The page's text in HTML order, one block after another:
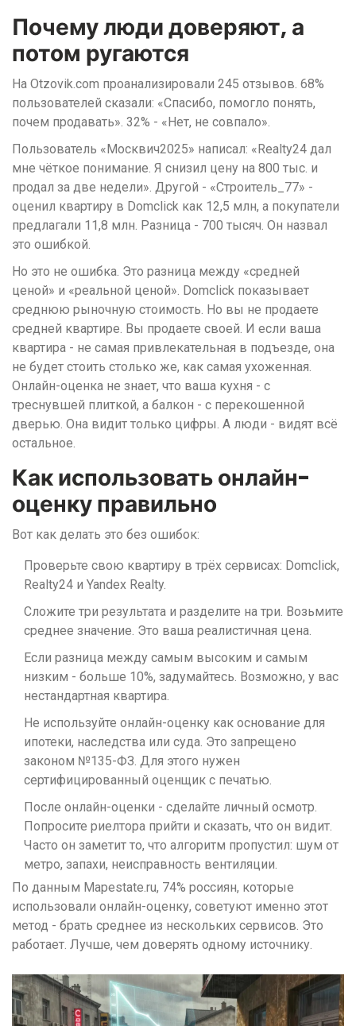
Почему люди доверяют, а
потом ругаются
На Otzovik.com проанализировали 245 отзывов. 68%
пользователей сказали: «Спасибо, помогло понять,
почем продавать». 32% - «Нет, не совпало».
Пользователь «Москвич2025» написал: «Realty24 дал
мне чёткое понимание. Я снизил цену на 800 тыс. и
продал за две недели». Другой - «Строитель_77» -
оценил квартиру в Domclick как 12,5 млн, а покупатели
предлагали 11,8 млн. Разница - 700 тысяч. Он назвал
это ошибкой.
Но это не ошибка. Это разница между «средней
ценой» и «реальной ценой». Domclick показывает
среднюю рыночную стоимость. Но вы не продаете
средней квартире. Вы продаете своей. И если ваша
квартира - не самая привлекательная в подъезде, она
не будет стоить столько же, как самая ухоженная.
Онлайн-оценка не знает, что ваша кухня - с
треснувшей плиткой, а балкон - с перекошенной
дверью. Она видит только цифры. А люди - видят всё
остальное.
Как использовать онлайн-
оценку правильно
Вот как делать это без ошибок:
Проверьте свою квартиру в трёх сервисах: Domclick,
Realty24 и Yandex Realty.
Сложите три результата и разделите на три. Возьмите
среднее значение. Это ваша реалистичная цена.
Если разница между самым высоким и самым
низким - больше 10%, задумайтесь. Возможно, у вас
нестандартная квартира.
Не используйте онлайн-оценку как основание для
ипотеки, наследства или суда. Это запрещено
законом №135-ФЗ. Для этого нужен
сертифицированный оценщик с печатью.
После онлайн-оценки - сделайте личный осмотр.
Попросите риелтора прийти и сказать, что он видит.
Часто он заметит то, что алгоритм пропустил: шум от
метро, запахи, неисправность вентиляции.
По данным Mapestate.ru, 74% россиян, которые
использовали онлайн-оценку, советуют именно этот
метод - брать среднее из нескольких сервисов. Это
работает. Лучше, чем доверять одному источнику.